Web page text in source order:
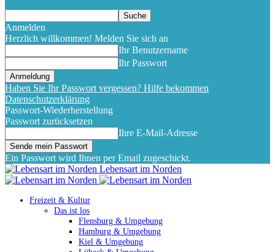
Anmelden
Herzlich willkommen! Melden Sie sich an
Ihr Benutzername
Ihr Passwort
Haben Sie Ihr Passwort vergessen? Hilfe bekommen
Datenschutzerklärung
Passwort-Wiederherstellung
Passwort zurücksetzen
Ihre E-Mail-Adresse
Ein Passwort wird Ihnen per Email zugeschickt.
Lebensart im Norden
Freizeit & Kultur
Das ist los
Flensburg & Umgebung
Hamburg & Umgebung
Kiel & Umgebung